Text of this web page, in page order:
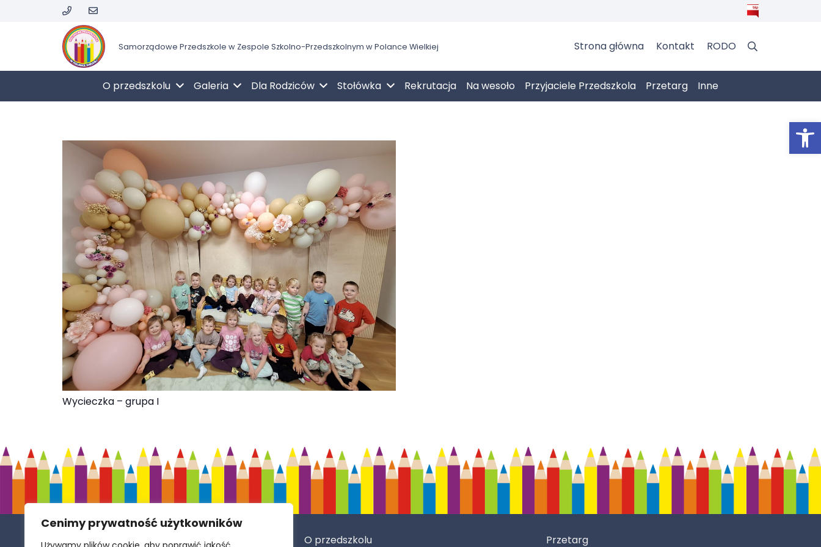
Cenimy prywatność użytkowników
Samorządowe Przedszkole w Zespole Szkolno-Przedszkolnym w Polance Wielkiej Strona główna Kontakt RODO
O przedszkolu Galeria Dla Rodziców Stołówka Rekrutacja Na wesoło Przyjaciele Przedszkola Przetarg Inne
Wycieczka – grupa I
Samorządowe Przedszkole w Zespole O przedszkolu Przetarg